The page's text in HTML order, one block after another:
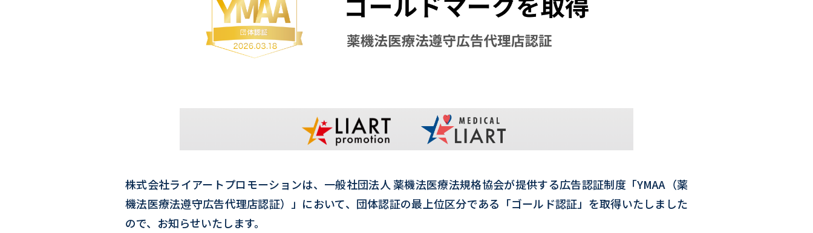
株式会社ライアートプロモーションは、一般社団法人 薬機法医療法規格協会が提供する広告認証制度「YMAA（薬
機法医療法遵守広告代理店認証）」において、団体認証の最上位区分である「ゴールド認証」を取得いたしました
ので、お知らせいたします。